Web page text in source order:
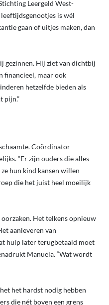
Leergeld West-
is wél
gaan of uitjes maken, dan
gezinnen. Hij ziet van dichtbij
financieel, maar ook
hetzelfde bieden als
pijn.”
Coördinator
“Er zijn ouders die alles
hun kind kansen willen
die het juist heel moeilijk
Het telkens opnieuw
aanleveren van
hulp later terugbetaald moet
Manuela. “Wat wordt
het hardst nodig hebben
die nét boven een grens